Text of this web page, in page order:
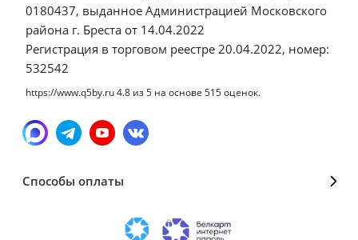
0180437, выданное Администрацией Московского
района г. Бреста от 14.04.2022
Регистрация в торговом реестре 20.04.2022, номер:
532542
https://www.q5by.ru4.8 из5 на основе 515оценок.
Способы оплаты